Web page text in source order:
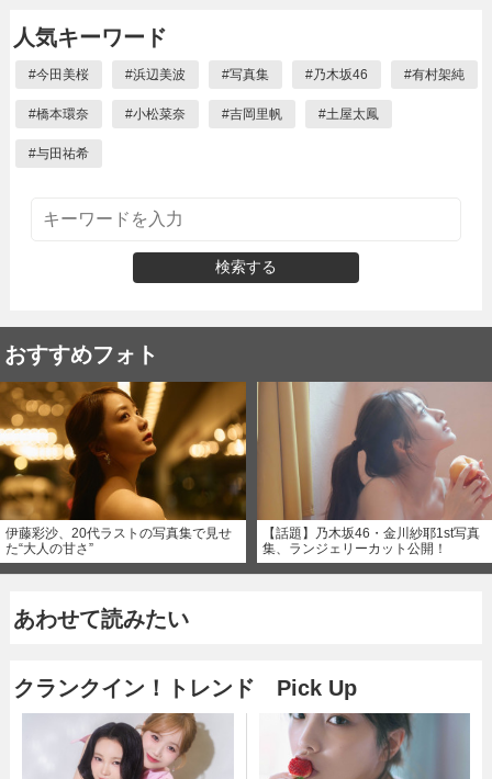
人気キーワード
#今田美桜 #浜辺美波 #写真集 #乃木坂46 #有村架純
#橋本環奈 #小松菜奈 #吉岡里帆 #土屋太鳳
#与田祐希
検索する
おすすめフォト
伊藤彩沙、20代ラストの写真集で見せ
た“大人の甘さ”
【話題】乃木坂46・金川紗耶1st写真
集、ランジェリーカット公開！
あわせて読みたい
クランクイン！トレンド Pick Up